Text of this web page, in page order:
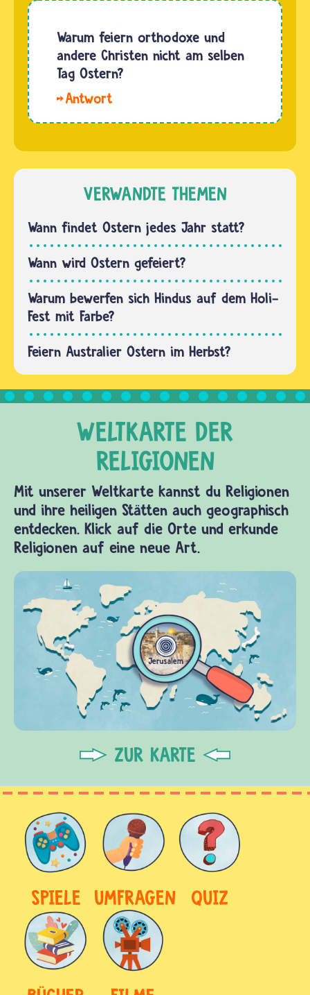
verschiedene
Religionen.
Menschen
aus…
im
Winter. In
Australien
feiern
die
Menschen
Warum feiern orthodoxe und
andere Christen nicht am selben
Tag Ostern?
Ostern
fällt
immer
Sonntag
und
Montag
nach
dem
ersten
Frühlingsvollmond.
Orthodoxe…
VERWANDTE THEMEN
Wann findet Ostern jedes Jahr statt?
Wann wird Ostern gefeiert?
Warum bewerfen sich Hindus auf dem Holi-
Fest mit Farbe?
Feiern Australier Ostern im Herbst?
Mit unserer Weltkarte kannst du Religionen
und ihre heiligen Stätten auch geographisch
entdecken. Klick auf die Orte und erkunde
Religionen auf eine neue Art.
ZUR KARTE
SPIELE UMFRAGEN QUIZ